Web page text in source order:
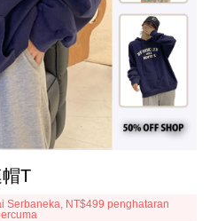
T
Serbaneka, NT$499 penghataran